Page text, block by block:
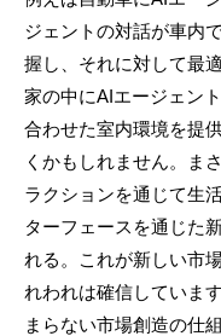
ジェントの対話が車内
握し、それに対して最
家の中にAIエージェン
合わせた室内環境を提
くかもしれません。ま
ラクションを通じて生
ターフェースを通じた
れる。これが新しい市
れわれは確信していま
まらない市場創造の仕